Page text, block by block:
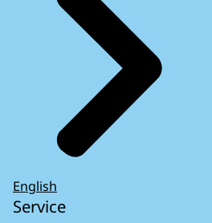
English
Service